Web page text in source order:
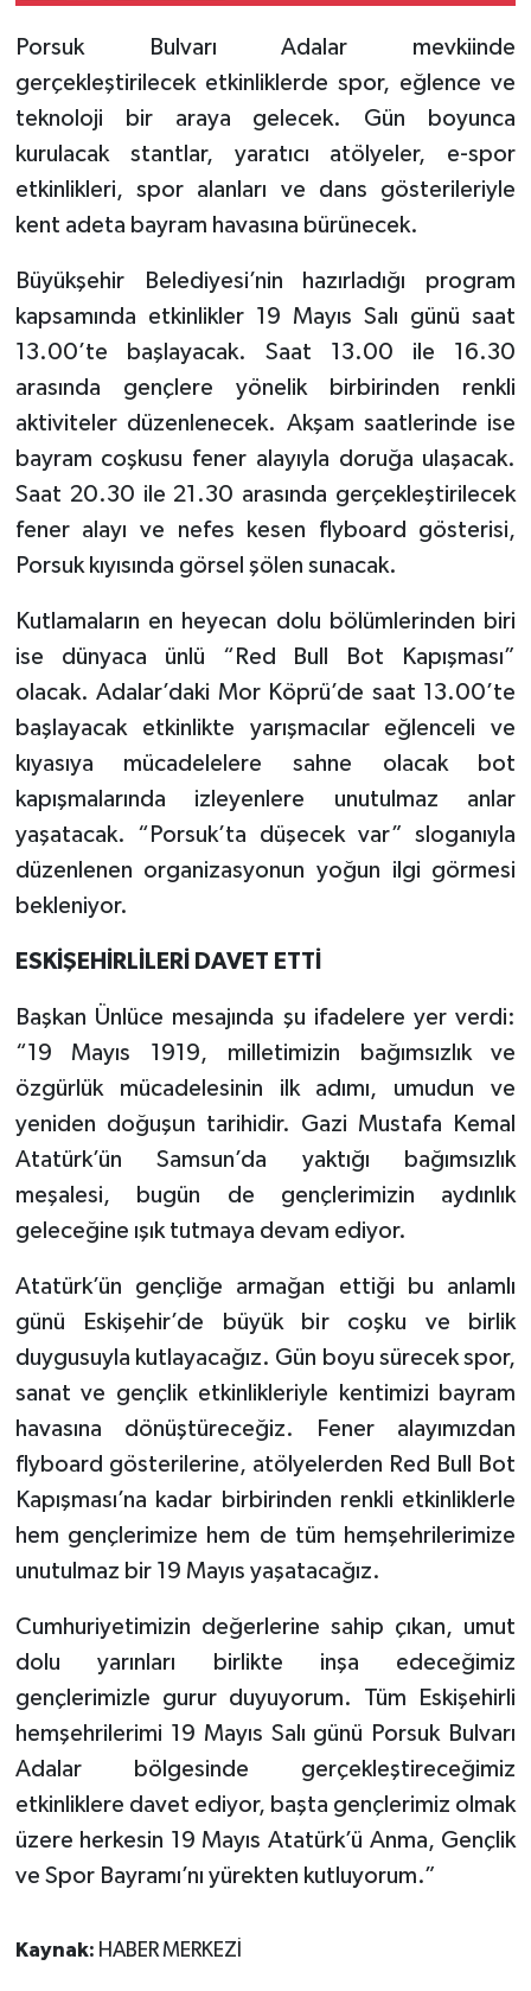
Porsuk Bulvarı Adalar mevkiinde
gerçekleştirilecek etkinliklerde spor, eğlence ve
teknoloji bir araya gelecek. Gün boyunca
kurulacak stantlar, yaratıcı atölyeler, e-spor
etkinlikleri, spor alanları ve dans gösterileriyle
kent adeta bayram havasına bürünecek.
Büyükşehir Belediyesi’nin hazırladığı program
kapsamında etkinlikler 19 Mayıs Salı günü saat
13.00’te başlayacak. Saat 13.00 ile 16.30
arasında gençlere yönelik birbirinden renkli
aktiviteler düzenlenecek. Akşam saatlerinde ise
bayram coşkusu fener alayıyla doruğa ulaşacak.
Saat 20.30 ile 21.30 arasında gerçekleştirilecek
fener alayı ve nefes kesen flyboard gösterisi,
Porsuk kıyısında görsel şölen sunacak.
Kutlamaların en heyecan dolu bölümlerinden biri
ise dünyaca ünlü “Red Bull Bot Kapışması”
olacak. Adalar’daki Mor Köprü’de saat 13.00’te
başlayacak etkinlikte yarışmacılar eğlenceli ve
kıyasıya mücadelelere sahne olacak bot
kapışmalarında izleyenlere unutulmaz anlar
yaşatacak. “Porsuk’ta düşecek var” sloganıyla
düzenlenen organizasyonun yoğun ilgi görmesi
bekleniyor.
ESKİŞEHİRLİLERİ DAVET ETTİ
Başkan Ünlüce mesajında şu ifadelere yer verdi:
“19 Mayıs 1919, milletimizin bağımsızlık ve
özgürlük mücadelesinin ilk adımı, umudun ve
yeniden doğuşun tarihidir. Gazi Mustafa Kemal
Atatürk’ün Samsun’da yaktığı bağımsızlık
meşalesi, bugün de gençlerimizin aydınlık
geleceğine ışık tutmaya devam ediyor.
Atatürk’ün gençliğe armağan ettiği bu anlamlı
günü Eskişehir’de büyük bir coşku ve birlik
duygusuyla kutlayacağız. Gün boyu sürecek spor,
sanat ve gençlik etkinlikleriyle kentimizi bayram
havasına dönüştüreceğiz. Fener alayımızdan
flyboard gösterilerine, atölyelerden Red Bull Bot
Kapışması’na kadar birbirinden renkli etkinliklerle
hem gençlerimize hem de tüm hemşehrilerimize
unutulmaz bir 19 Mayıs yaşatacağız.
Cumhuriyetimizin değerlerine sahip çıkan, umut
dolu yarınları birlikte inşa edeceğimiz
gençlerimizle gurur duyuyorum. Tüm Eskişehirli
hemşehrilerimi 19 Mayıs Salı günü Porsuk Bulvarı
Adalar bölgesinde gerçekleştireceğimiz
etkinliklere davet ediyor, başta gençlerimiz olmak
üzere herkesin 19 Mayıs Atatürk’ü Anma, Gençlik
ve Spor Bayramı’nı yürekten kutluyorum.”
Kaynak: HABER MERKEZİ